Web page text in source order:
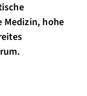
Medizin, hohe